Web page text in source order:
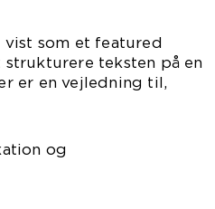
som et featured
teksten på en
er en vejledning til,
og